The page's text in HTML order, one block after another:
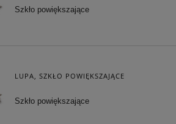
Szkło powiększające
LUPA, SZKŁO POWIĘKSZAJĄCE
Szkło powiększające